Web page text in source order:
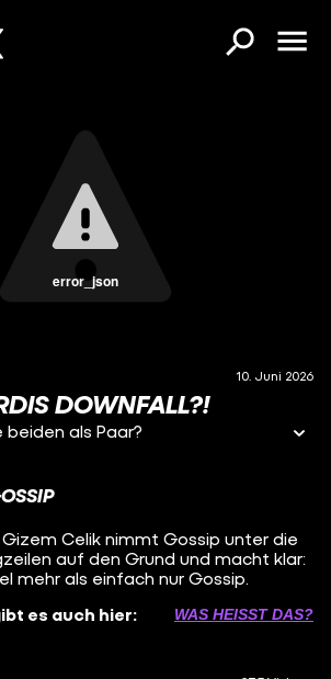
error_json
10. Juni 2026
DOWNFALL?!
als Paar?
Celik nimmt Gossip unter die
auf den Grund und macht klar:
mehr als einfach nur Gossip.
es auch hier:
WAS HEISST DAS?